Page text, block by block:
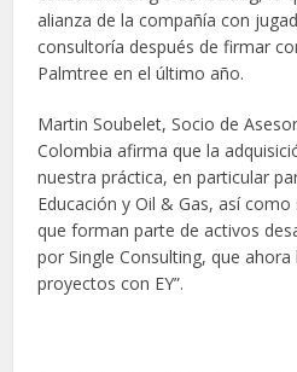
alianza de la compañía con
consultoría después de firmar
Palmtree en el último año.
Martin Soubelet, Socio de
Colombia afirma que la
nuestra práctica, en particular
Educación y Oil & Gas, así
que forman parte de activos
por Single Consulting, que
proyectos con EY”.